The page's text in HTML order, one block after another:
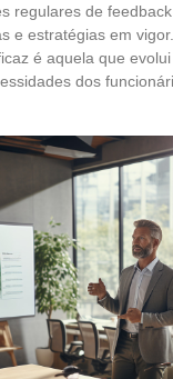
regulares de
e estratégias em
é aquela que
dos